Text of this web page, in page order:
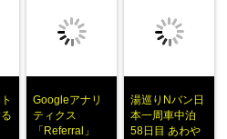
Googleアナリ
ティクス
「Referral」
湯巡りNバン日
本一周車中泊
58日目 あわや